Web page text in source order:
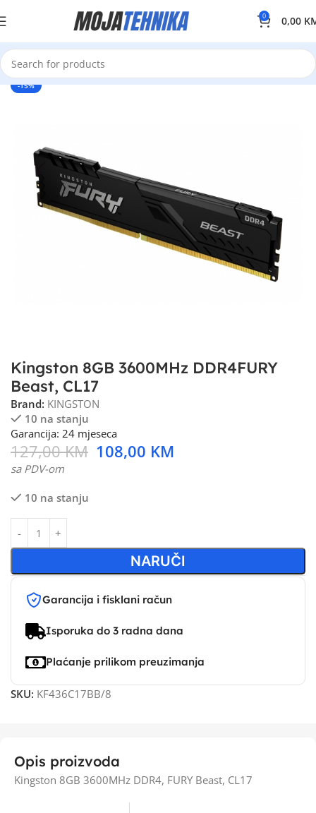
0 0,00
-15%
Kingston 8GB 3600MHz DDR4FURY
Beast, CL17
Brand: KINGSTON
10 na stanju
Garancija: 24 mjeseca
127,00KM 108,00 KM
sa PDV-om
10 na stanju
NARUČI
Garancija i fisklani račun
Isporuka do 3 radna dana
Plaćanje prilikom preuzimanja
SKU: KF436C17BB/8
Opis proizvoda
Kingston 8GB 3600MHz DDR4, FURY Beast, CL17